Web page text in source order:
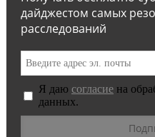
дайджестом самых
расследований
Я даю согласие на
данных.